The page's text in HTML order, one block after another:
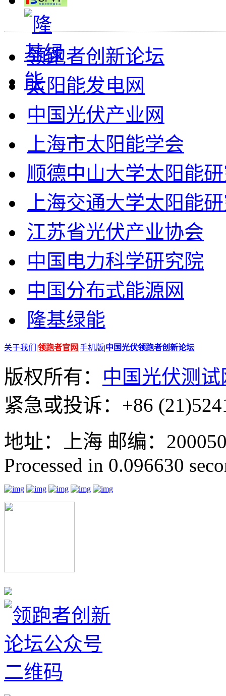
领跑者创新论坛
太阳能发电网
中国光伏产业网
上海市太阳能学会
顺德中山大学太阳能
上海交通大学太阳能
江苏省光伏产业协会
中国电力科学研究院
中国分布式能源网
隆基绿能
关于我们 |领跑者官网|手机版|中国光伏领跑者创新论坛|
版权所有： 中国光伏测试
紧急或投诉：+86
地址：上海 邮编：
Processed in 0.096630